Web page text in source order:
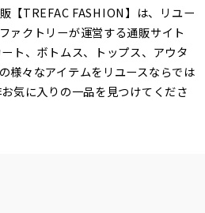
【TREFAC FASHION】は、リユー
ァクトリーが運営する通販サイト
ト、ボトムス、トップス、アウタ
様々なアイテムをリユースならでは
気に入りの一品を見つけてくださ